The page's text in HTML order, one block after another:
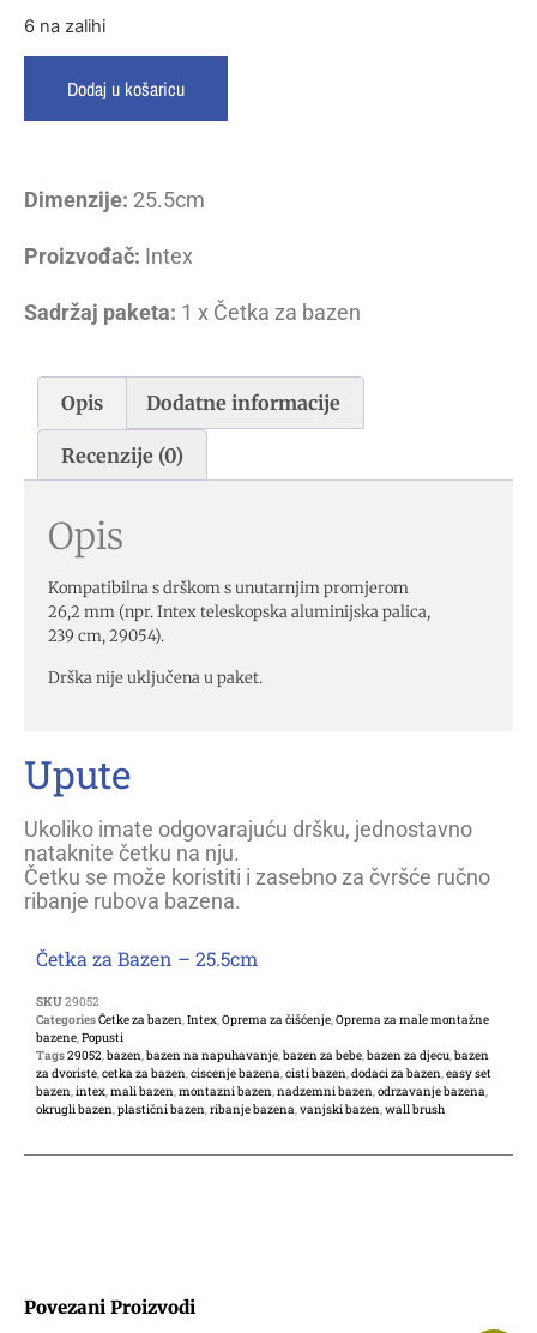
6 na zalihi
Dodaj u košaricu
Dimenzije: 25.5cm
Proizvođač: Intex
Sadržaj paketa: 1 x Četka za bazen
Povezani Proizvodi
Opis Dodatne informacije
Recenzije (0)
Opis
Kompatibilna s drškom s unutarnjim promjerom
26,2 mm (npr. Intex teleskopska aluminijska palica,
239 cm, 29054).
Drška nije uključena u paket.
Upute
Ukoliko imate odgovarajuću dršku, jednostavno
nataknite četku na nju.
Četku se može koristiti i zasebno za čvršće ručno
ribanje rubova bazena.
Četka za Bazen – 25.5cm
SKU29052
CategoriesČetke za bazen,Intex,Oprema za čišćenje,Oprema za male montažne
bazene,Popusti
Tags29052,bazen,bazen na napuhavanje,bazen za bebe,bazen za djecu,bazen
za dvoriste,cetka za bazen,ciscenje bazena,cisti bazen,dodaci za bazen,easy set
bazen,intex,mali bazen,montazni bazen,nadzemni bazen,odrzavanje bazena,
okrugli bazen,plastični bazen,ribanje bazena,vanjski bazen,wall brush